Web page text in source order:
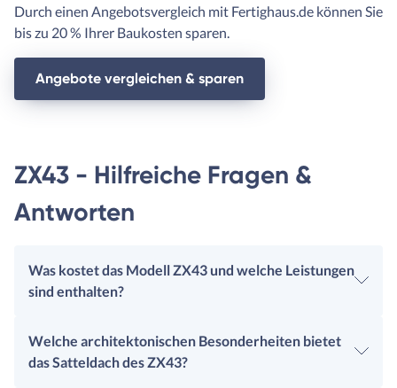
Durch einen Angebotsvergleich mit Fertighaus.de können Sie
bis zu 20 % Ihrer Baukosten sparen.
Angebote vergleichen & sparen
ZX43 - Hilfreiche Fragen &
Antworten
Was kostet das Modell ZX43 und welche Leistungen
sind enthalten?
Welche architektonischen Besonderheiten bietet
das Satteldach des ZX43?